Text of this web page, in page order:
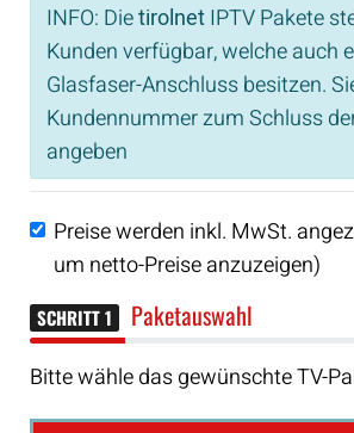
INFO: DietirolnetIPTV Pakete
Kunden verfügbar, welche auch
Glasfaser-Anschluss besitzen.
Kundennummer zum Schluss
angeben
Preise werden inkl. MwSt.
um netto-Preise anzuzeigen)
SCHRITT 1 Paketauswahl
Bitte wähle das gewünschte TV-